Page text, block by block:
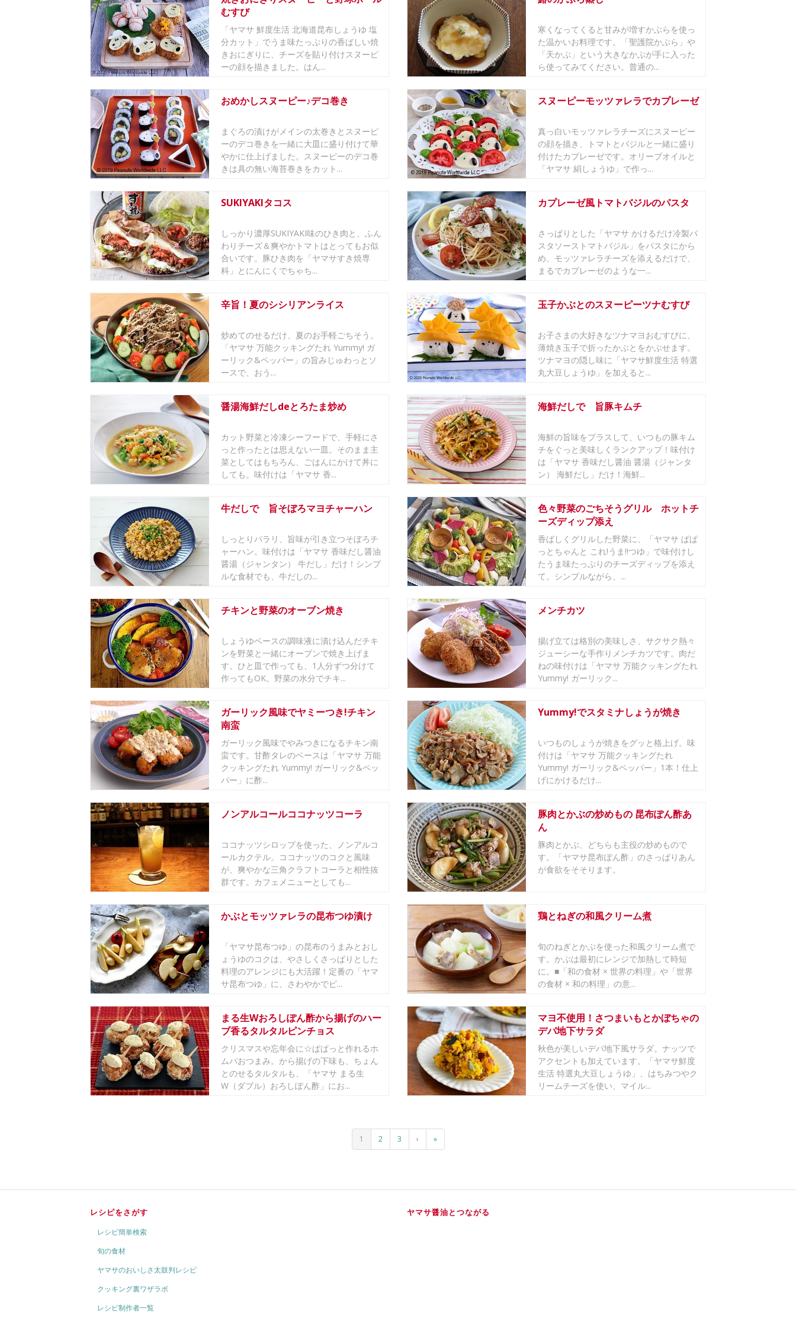
むすび
「ヤマサ 鮮度生活 北海道昆布しょうゆ 塩
分カット」でうま味たっぷりの香ばしい焼
きおにぎりに、チーズを貼り付けスヌーピ
ーの顔を描きました。はん...
寒くなってくると甘みが増すかぶらを使っ
た温かいお料理です。「聖護院かぶら」や
「天かぶ」という大きなかぶが手に入った
ら使ってみてください。普通の...
おめかしスヌーピー♪デコ巻き
まぐろの漬けがメインの太巻きとスヌーピ
ーのデコ巻きを一緒に大皿に盛り付けて華
やかに仕上げました。スヌーピーのデコ巻
きは具の無い海苔巻きをカット...
スヌーピーモッツァレラでカプレーゼ
真っ白いモッツァレラチーズにスヌーピー
の顔を描き、トマトとバジルと一緒に盛り
付けたカプレーゼです。オリーブオイルと
「ヤマサ 絹しょうゆ」で作っ...
SUKIYAKIタコス
しっかり濃厚SUKIYAKI味のひき肉と、ふん
わりチーズ＆爽やかトマトはとってもお似
合いです。豚ひき肉を「ヤマサすき焼専
科」とにんにくでちゃち...
カプレーゼ風トマトバジルのパスタ
さっぱりとした「ヤマサ かけるだけ冷製パ
スタソーストマトバジル」をパスタにから
め、モッツァレラチーズを添えるだけで、
まるでカプレーゼのような一...
辛旨！夏のシシリアンライス
炒めてのせるだけ、夏のお手軽ごちそう。
「ヤマサ 万能クッキングたれ Yummy! ガ
ーリック&ペッパー」の旨みじゅわっとソ
ースで、おう...
玉子かぶとのスヌーピーツナむすび
お子さまの大好きなツナマヨおむすびに、
薄焼き玉子で折ったかぶとをかぶせます。
ツナマヨの隠し味に「ヤマサ鮮度生活 特選
丸大豆しょうゆ」を加えると...
醤湯海鮮だしdeとろたま炒め
カット野菜と冷凍シーフードで、手軽にさ
っと作ったとは思えない一皿。そのまま主
菜としてはもちろん、ごはんにかけて丼に
しても。味付けは「ヤマサ 香...
海鮮だしで 旨豚キムチ
海鮮の旨味をプラスして、いつもの豚キム
チをぐっと美味しくランクアップ！味付け
は「ヤマサ 香味だし醤油 醤湯（ジャンタ
ン） 海鮮だし」だけ！海鮮...
牛だしで 旨そぼろマヨチャーハン
しっとりパラリ、旨味が引き立つそぼろチ
ャーハン。味付けは「ヤマサ 香味だし醤油
醤湯（ジャンタン） 牛だし」だけ！シンプ
ルな食材でも、牛だしの...
色々野菜のごちそうグリル ホットチ
ーズディップ添え
香ばしくグリルした野菜に、「ヤマサ ぱぱ
っとちゃんと これ!うま!!つゆ」で味付けし
たうま味たっぷりのチーズディップを添え
て。シンプルながら、...
チキンと野菜のオーブン焼き
しょうゆベースの調味液に漬け込んだチキ
ンを野菜と一緒にオーブンで焼き上げま
す。ひと皿で作っても、1人分ずつ分けて
作ってもOK。野菜の水分でチキ...
メンチカツ
揚げ立ては格別の美味しさ、サクサク熱々
ジューシーな手作りメンチカツです。肉だ
ねの味付けは「ヤマサ 万能クッキングたれ
Yummy! ガーリック...
ガーリック風味でヤミーつき!チキン
南蛮
ガーリック風味でやみつきになるチキン南
蛮です。甘酢タレのベースは「ヤマサ 万能
クッキングたれ Yummy! ガーリック&ペッ
パー」に酢...
Yummy!でスタミナしょうが焼き
いつものしょうが焼きをグッと格上げ。味
付けは「ヤマサ 万能クッキングたれ
Yummy! ガーリック&ペッパー」1本！仕上
げにかけるだけ...
ノンアルコールココナッツコーラ
ココナッツシロップを使った、ノンアルコ
ールカクテル。ココナッツのコクと風味
が、爽やかな三角クラフトコーラと相性抜
群です。カフェメニューとしても...
豚肉とかぶの炒めもの 昆布ぽん酢あ
ん
豚肉とかぶ、どちらも主役の炒めもので
す。「ヤマサ昆布ぽん酢」のさっぱりあん
が食欲をそそります。
かぶとモッツァレラの昆布つゆ漬け
「ヤマサ昆布つゆ」の昆布のうまみとおし
ょうゆのコクは、やさしくさっぱりとした
料理のアレンジにも大活躍！定番の「ヤマ
サ昆布つゆ」に、さわやかでピ...
鶏とねぎの和風クリーム煮
旬のねぎとかぶを使った和風クリーム煮で
す。かぶは最初にレンジで加熱して時短
に。■「和の食材 × 世界の料理」や「世界
の食材 × 和の料理」の意...
まる生Wおろしぽん酢から揚げのハー
ブ香るタルタルピンチョス
クリスマスや忘年会に☆ぱぱっと作れるホ
ムパおつまみ。から揚げの下味も、ちょん
とのせるタルタルも、「ヤマサ まる生
W（ダブル）おろしぽん酢」にお...
マヨ不使用！さつまいもとかぼちゃの
デパ地下サラダ
秋色が美しいデパ地下風サラダ。ナッツで
アクセントも加えています。「ヤマサ鮮度
生活 特選丸大豆しょうゆ」、はちみつやク
リームチーズを使い、マイル...
1 2 3 › »
レシピをさがす
レシピ簡単検索
旬の食材
ヤマサのおいしさ太鼓判レシピ
クッキング裏ワザラボ
レシピ制作者一覧
ヤマサ醤油とつながる